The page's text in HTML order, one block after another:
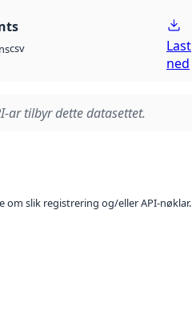
csv
Last
ned
ar tilbyr dette datasettet.
om slik registrering og/eller API-nøklar.